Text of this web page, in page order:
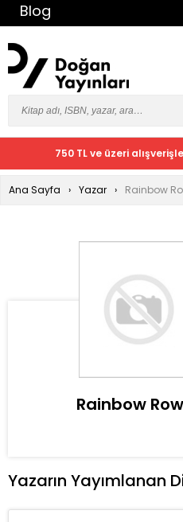
Blog
750 TL ve üzeri
Ana Sayfa Yazar Rainbow
Rainbow
Yazarın Yayımlanan